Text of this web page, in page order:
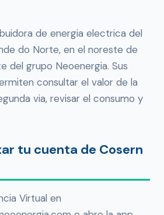
de energia electrica del
do Norte, en el noreste de
del grupo Neoenergia. Sus
consultar el valor de la
via, revisar el consumo y
tu cuenta de Cosern
Virtual en